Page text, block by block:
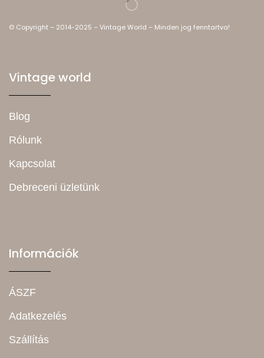
© Copyright – 2014-2025 – Vintage World – Minden jog fenntartva!
Vintage world
Blog
Rólunk
Kapcsolat
Debreceni üzletünk
Információk
ÁSZF
Adatkezelés
Szállítás